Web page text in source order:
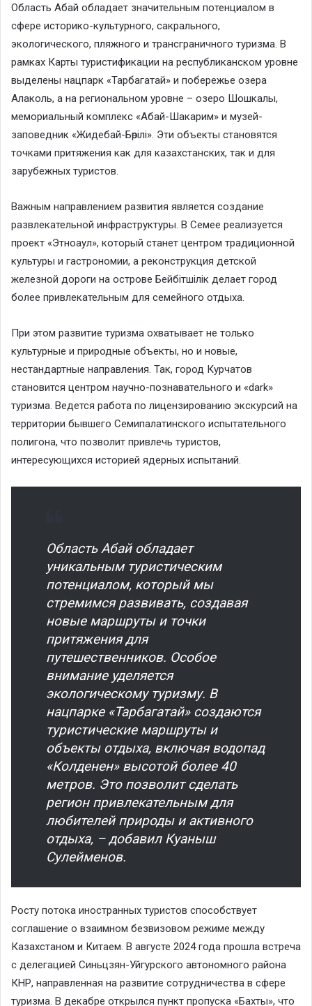
Область Абай обладает значительным потенциалом в
сфере историко-культурного, сакрального,
экологического, пляжного и трансграничного туризма. В
рамках Карты туристификации на республиканском уровне
выделены нацпарк «Тарбагатай» и побережье озера
Алаколь, а на региональном уровне – озеро Шошкалы,
мемориальный комплекс «Абай-Шакарим» и музей-
заповедник «Жидебай-Бөрілі». Эти объекты становятся
точками притяжения как для казахстанских, так и для
зарубежных туристов.
Важным направлением развития является создание
развлекательной инфраструктуры. В Семее реализуется
проект «Этноаул», который станет центром традиционной
культуры и гастрономии, а реконструкция детской
железной дороги на острове Бейбітшілік делает город
более привлекательным для семейного отдыха.
При этом развитие туризма охватывает не только
культурные и природные объекты, но и новые,
нестандартные направления. Так, город Курчатов
становится центром научно-познавательного и «dark»
туризма. Ведется работа по лицензированию экскурсий на
территории бывшего Семипалатинского испытательного
полигона, что позволит привлечь туристов,
интересующихся историей ядерных испытаний.
Область Абай обладает
уникальным туристическим
потенциалом, который мы
стремимся развивать, создавая
новые маршруты и точки
притяжения для
путешественников. Особое
внимание уделяется
экологическому туризму. В
нацпарке «Тарбагатай» создаются
туристические маршруты и
объекты отдыха, включая водопад
«Колденен» высотой более 40
метров. Это позволит сделать
регион привлекательным для
любителей природы и активного
отдыха, – добавил Куаныш
Сулейменов.
Росту потока иностранных туристов способствует
соглашение о взаимном безвизовом режиме между
Казахстаном и Китаем. В августе 2024 года прошла встреча
с делегацией Синьцзян-Уйгурского автономного района
КНР, направленная на развитие сотрудничества в сфере
туризма. В декабре открылся пункт пропуска «Бахты», что